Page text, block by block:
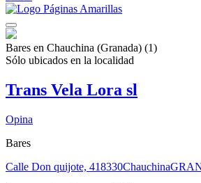
Bares en Chauchina (Granada) (1)
Sólo ubicados en la localidad
Trans Vela Lora sl
Opina
Bares
Calle Don quijote, 418330Chauchina